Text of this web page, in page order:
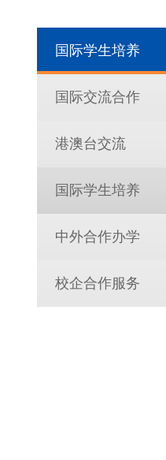
国际学生培养
国际交流合作
港澳台交流
国际学生培养
中外合作办学
校企合作服务